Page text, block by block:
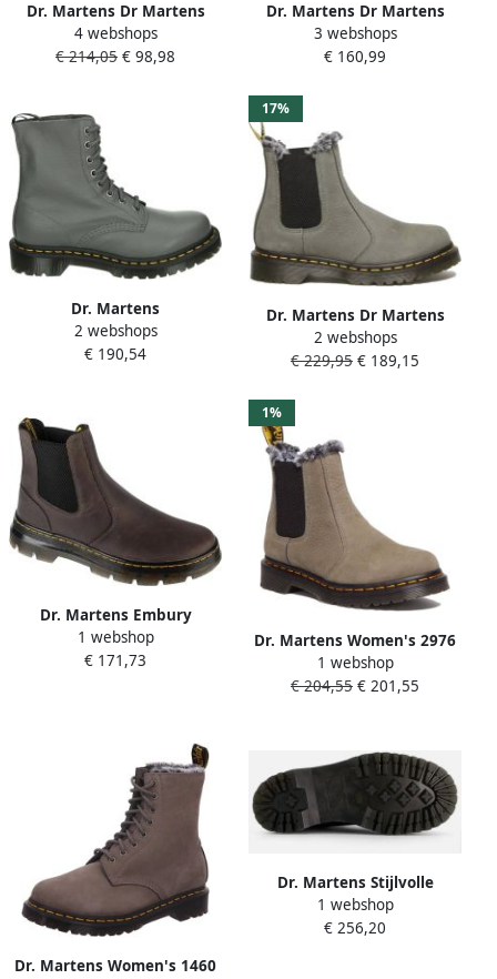
Dr. Martens Dr Martens
1460 Pascal Bex Fl Laarzen
Grijs Vrouw
4 webshops
€ 214,05 € 98,98
Dr. Martens Dr Martens
Anistone Hi Laarzen Grijs
Man Vrouw
3 webshops
€ 160,99
Dr. Martens
1460~PASCAL~GUNMETAL~~~~~~~~~~
Hoge sneakersHoge
sneakersVrije tijd half-
hoogHalf-hoge
schoenenHeren
veterschoenHeren sneakers
Grijs
2 webshops
€ 190,54
17%
Dr. Martens Dr Martens
2976 Bex Fl Laarzen Grijs
Vrouw
2 webshops
€ 229,95 € 189,15
Dr. Martens Embury
Chelsea Boot Unisex Grijs
Chelsea laarzen
1 webshop
€ 171,73
1%
Dr. Martens Women's 2976
Leonore Milled Nubuck WP
Winterschoenen olijfgroen
1 webshop
€ 204,55 € 201,55
Dr. Martens Women's 1460
Dr. Martens Stijlvolle
Veterschoenen Jadon Brown
Dames
1 webshop
€ 256,20